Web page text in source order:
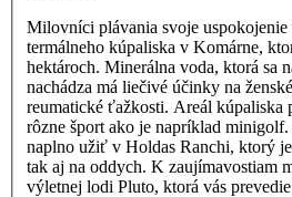
Milovníci plávania svoje uspokojenie
termálneho kúpaliska v Komárne,
hektároch. Minerálna voda, ktorá sa
nachádza má liečivé účinky na
reumatické ťažkosti. Areál kúpaliska
rôzne šport ako je napríklad minigolf. Jazdu na koni si môžete
naplno užiť v Holdas Ranchi, ktorý
tak aj na oddych. K zaujímavostiam mesta patrí aj výlet na
výletnej lodi Pluto, ktorá vás